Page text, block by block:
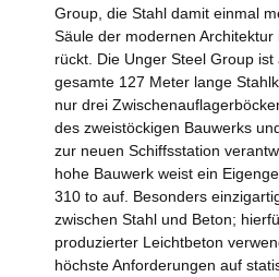
Group, die Stahl damit einmal
Säule der modernen Architektur
rückt. Die Unger Steel Group
gesamte 127 Meter lange
nur drei
des zweistöckigen Bauwerks
zur neuen Schiffsstation
hohe Bauwerk weist ein
310 to auf. Besonders
zwischen Stahl und Beton;
produzierter Leichtbeton
höchste Anforderungen auf